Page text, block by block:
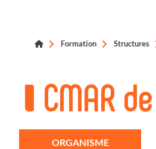
Formation Structures
CMAR
ORGANISME